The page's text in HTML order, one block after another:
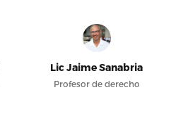
Lic Jaime Sanabria
Profesor de derecho